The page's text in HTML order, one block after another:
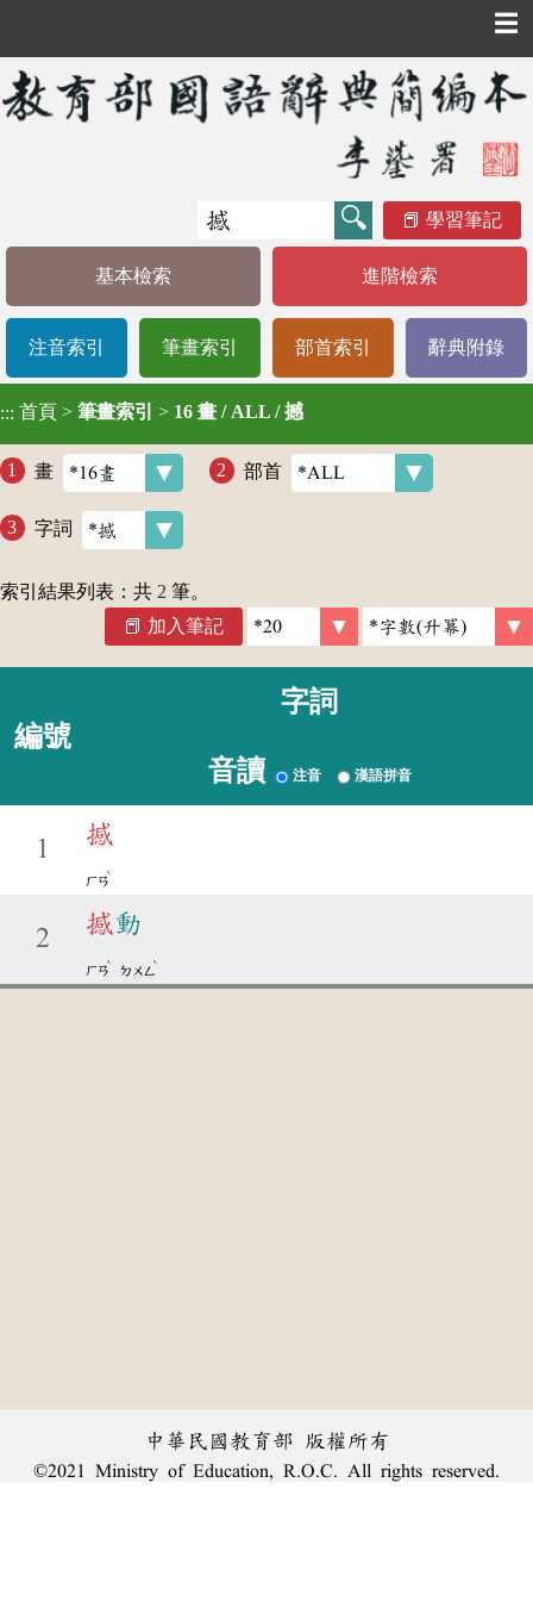
☰
學習筆記
基本檢索 進階檢索
注音索引 筆畫索引 部首索引 辭典附錄
::: 首頁 > 筆畫索引 > 16 畫 / ALL / 撼
畫 部首
字詞
索引結果列表：共 2 筆。
加入筆記
編號
字詞
音讀 注音 漢語拼音
1
撼
ㄏㄢ
ˋ
2
撼動
ㄏㄢ
ˋ
ㄉㄨㄥ
ˋ
中華民國教育部 版權所有
©2021 Ministry of Education, R.O.C. All rights reserved.